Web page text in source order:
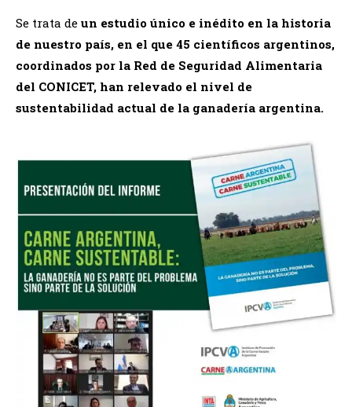
Se trata de un estudio único e inédito en la historia
de nuestro país, en el que 45 científicos argentinos,
coordinados por la Red de Seguridad Alimentaria
del CONICET, han relevado el nivel de
sustentabilidad actual de la ganadería argentina.